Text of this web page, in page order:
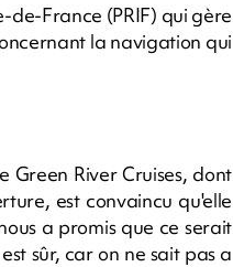
de-France (PRIF) qui gère
la navigation qui
River Cruises, dont
est convaincu qu'elle
a promis que ce serait
sûr, car on ne sait pas a